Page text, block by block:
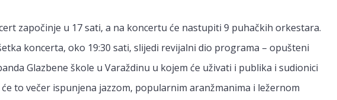
započinje u 17 sati, a na koncertu će nastupiti 9 puhačkih orkestara.
koncerta, oko 19:30 sati, slijedi revijalni dio programa – opušteni
Glazbene škole u Varaždinu u kojem će uživati i publika i sudionici
to večer ispunjena jazzom, popularnim aranžmanima i ležernom